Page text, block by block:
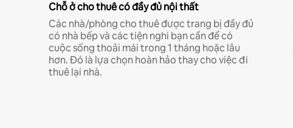
Chỗ ở cho thuê có đầy đủ nội thất
Các nhà/phòng cho thuê được trang bị đầy đủ
có nhà bếp và các tiện nghi bạn cần để có
cuộc sống thoải mái trong 1 tháng hoặc lâu
hơn. Đó là lựa chọn hoàn hảo thay cho việc đi
thuê lại nhà.